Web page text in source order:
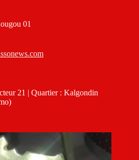
01
21 | Quartier : Kalgondin